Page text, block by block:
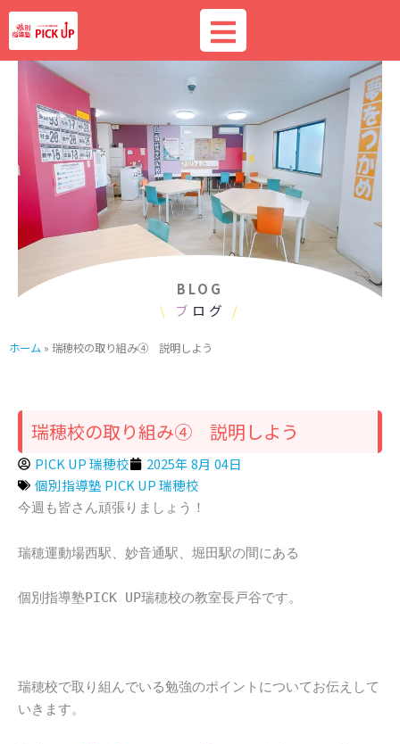
内
容
を
BLOG
\
ブ ログ /
ホーム » 瑞穂校の取り組み④ 説明しよう
瑞穂校の取り組み④ 説明しよう
PICK UP 瑞穂校
2025年 8月 04日
個別指導塾 PICK UP 瑞穂校
今週も皆さん頑張りましょう！
瑞穂運動場西駅、妙音通駅、堀田駅の間にある
個別指導塾PICK UP瑞穂校の教室長戸谷です。
瑞穂校で取り組んでいる勉強のポイントについてお伝えして
いきます。